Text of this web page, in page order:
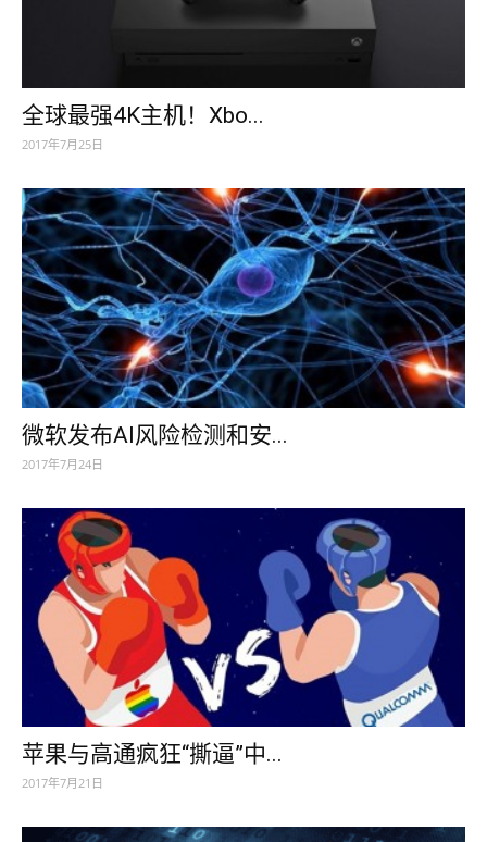
全球最强4K主机！Xbo...
2017年7月25日
微软发布AI风险检测和安...
2017年7月24日
苹果与高通疯狂“撕逼”中...
2017年7月21日